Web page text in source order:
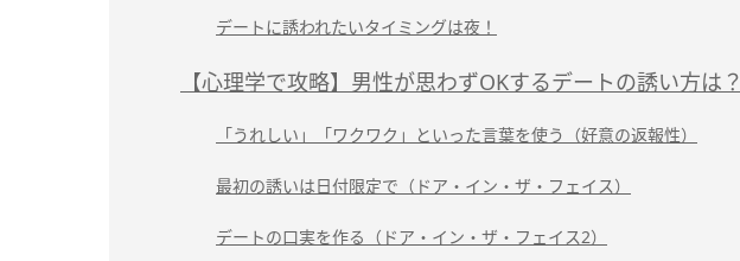
デートに誘われたいタイミングは夜！
【心理学で攻略】男性が思わずOKするデートの誘い方は？
「うれしい」「ワクワク」といった言葉を使う（好意の返報性）
最初の誘いは日付限定で（ドア・イン・ザ・フェイス）
デートの口実を作る（ドア・イン・ザ・フェイス2）